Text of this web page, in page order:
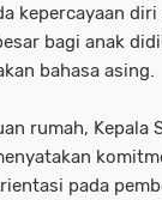
kepercayaan
bagi anak
bahasa asing.
rumah, Kepala
pada